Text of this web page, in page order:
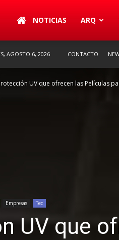
arquiREDNOTICIAS ARQ
AGOSTO 6, 2026 CONTACTO
UV que ofrecen las Películas
Empresas Tec
UV que